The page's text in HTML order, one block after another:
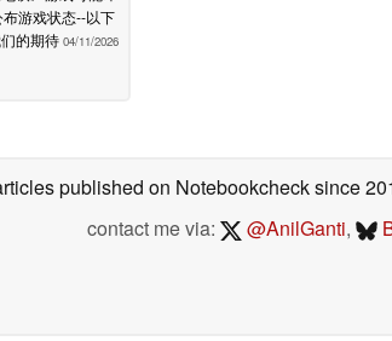
布游戏状态--以下
的期待 04/11/2026
published on Notebookchecksince
contact me via:
@AnilGanti,